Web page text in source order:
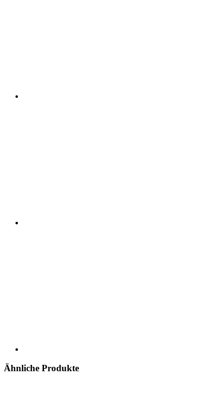
Ähnliche Produkte